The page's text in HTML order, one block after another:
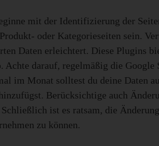
mit der Identifizierung der
oder Kategorieseiten sein.
Daten erleichtert. Diese Plugins
darauf, regelmäßig die Google
im Monat solltest du deine Daten
Berücksichtige auch
ist es ratsam, die
zu können.